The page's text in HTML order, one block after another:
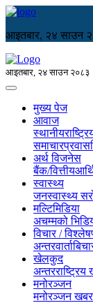
आइतबार, २४ साउन
आइतबार, २४ साउन २०८३
मुख्य पेज
आवाज
स्थानीय
समाचारप्रवास
अर्थ विजनेस
बैंक/वित्तीय
स्वास्थ्य
जनस्वास्थ्य
मल्टिमिडिया
अचम्मको
विचार /
अन्तरवार्ता
खेलकुद
मनोरञ्जन
मनोरञ्जन खबर